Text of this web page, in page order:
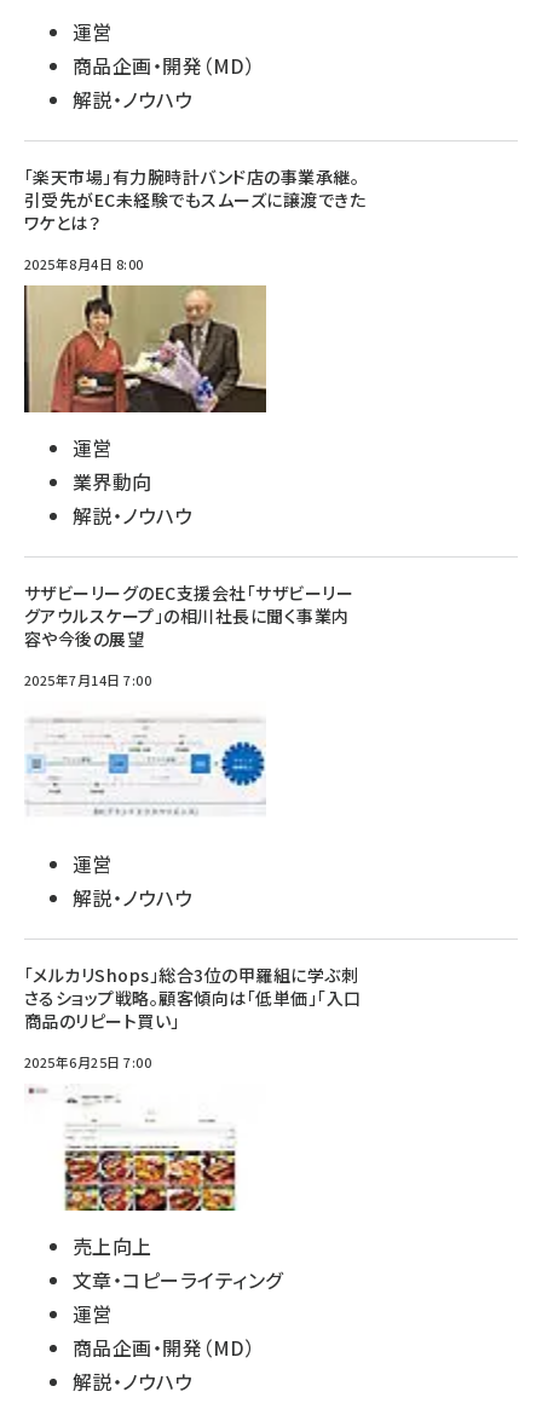
運営
商品企画・開発（MD）
解説・ノウハウ
「楽天市場」有力腕時計バンド店の事業承継。
引受先がEC未経験でもスムーズに譲渡できた
ワケとは？
2025年8月4日 8:00
運営
業界動向
解説・ノウハウ
サザビーリーグのEC支援会社「サザビーリー
グアウルスケープ」の相川社長に聞く事業内
容や今後の展望
2025年7月14日 7:00
運営
解説・ノウハウ
「メルカリShops」総合3位の甲羅組に学ぶ刺
さるショップ戦略。顧客傾向は「低単価」「入口
商品のリピート買い」
2025年6月25日 7:00
売上向上
文章・コピーライティング
運営
商品企画・開発（MD）
解説・ノウハウ